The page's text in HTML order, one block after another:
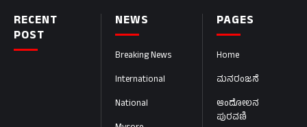
PAGES
Home
ಮನರಂಜನೆ
ಆಂದೋಲನ
ಪುರವಣಿ
NEWS
Breaking News
International
National
RECENT
POST